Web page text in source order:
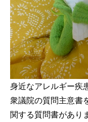
身近なアレルギー疾
衆議院の質問主意書
関する質問書があり